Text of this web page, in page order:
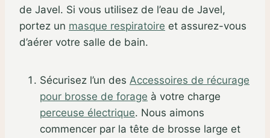
de Javel. Si vous utilisez de l’eau de Javel,
portez un masque respiratoire et assurez-vous
d’aérer votre salle de bain.
Sécurisez l’un des Accessoires de récurage
pour brosse de forage à votre charge
perceuse électrique. Nous aimons
commencer par la tête de brosse large et